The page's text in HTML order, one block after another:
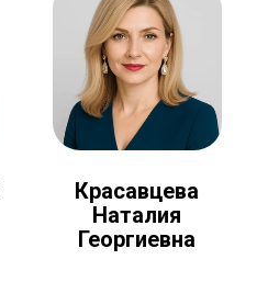
Красавцева
Наталия
Георгиевна